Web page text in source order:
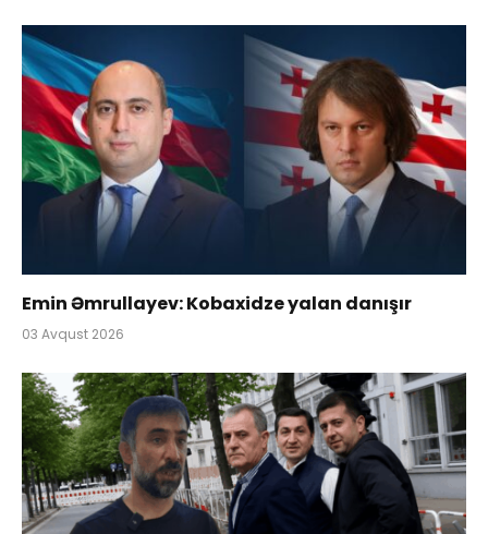
Emin Əmrullayev: Kobaxidze yalan danışır
03 Avqust 2026